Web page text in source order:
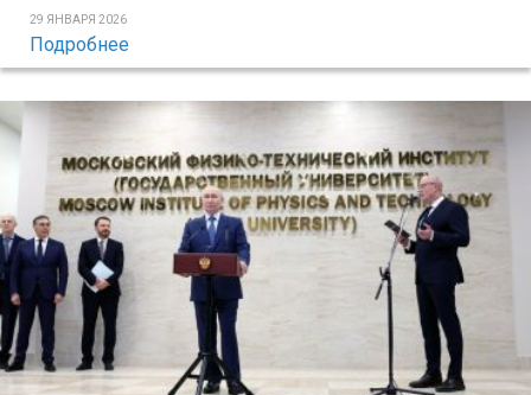
29 ЯНВАРЯ 2026
Подробнее